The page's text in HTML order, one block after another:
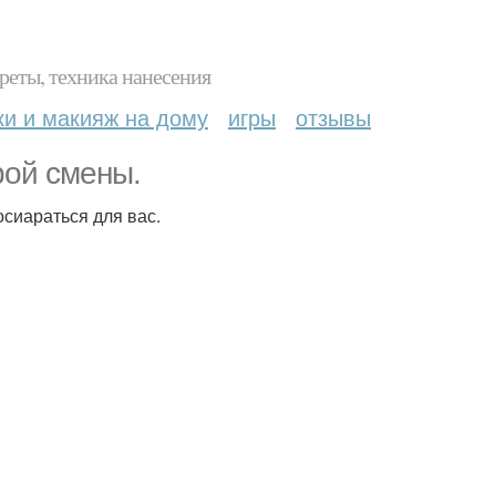
техника нанесения
и макияж на дому игры отзывы
смены.
для вас.